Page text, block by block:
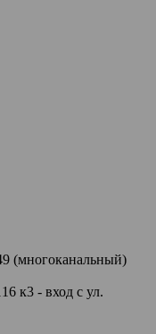
(многоканальный)
к3 - вход с ул.